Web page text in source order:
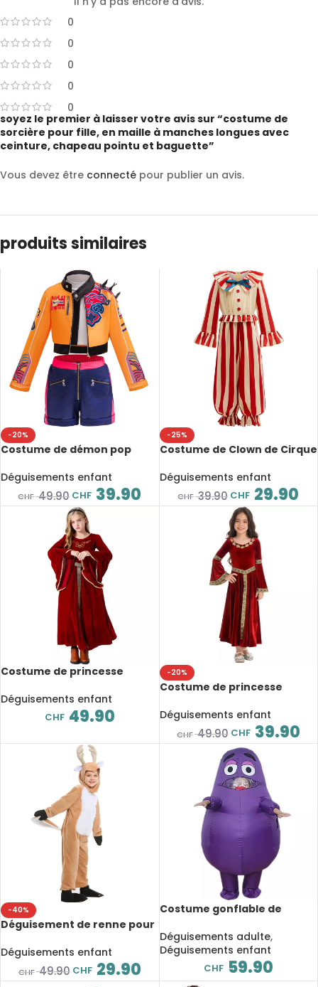
0
0
0
0
0
soyez le premier à laisser votre avis sur “costume de
sorcière pour fille, en maille à manches longues avec
ceinture, chapeau pointu et baguette”
Vous devez être connecté pour publier un avis.
produits similaires
-20%
Costume de démon pop
orange, top blanc et short
bleu, déguisement cosplay /
Halloween
Déguisements enfant
CHF49.90 CHF 39.90
-25%
Costume de Clown de Cirque
& blanc, Halloween,
Spectacle, déguisement
unisexe
Déguisements enfant
CHF39.90 CHF 29.90
Costume de princesse
déguisement en velours
avec manches en cloche
Déguisements enfant
CHF 49.90
-20%
Costume de princesse
déguisement en velours à
manches longues évasées
Déguisements enfant
CHF49.90 CHF 39.90
-40%
Déguisement de renne pour
adaptée aux spectacles sur
Déguisements enfant
CHF49.90 CHF 29.90
Costume gonflable de
adulte, déguisement
Déguisements adulte,
Déguisements enfant
CHF 59.90